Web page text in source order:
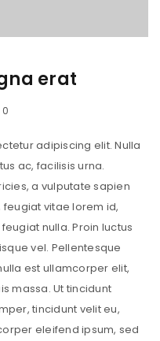
erat
0
adipiscing elit. Nulla
ac, facilisis urna.
a vulputate sapien
vitae lorem id,
nulla. Proin luctus
vel. Pellentesque
est ullamcorper elit,
massa. Ut tincidunt
tincidunt velit eu,
eleifend ipsum, sed